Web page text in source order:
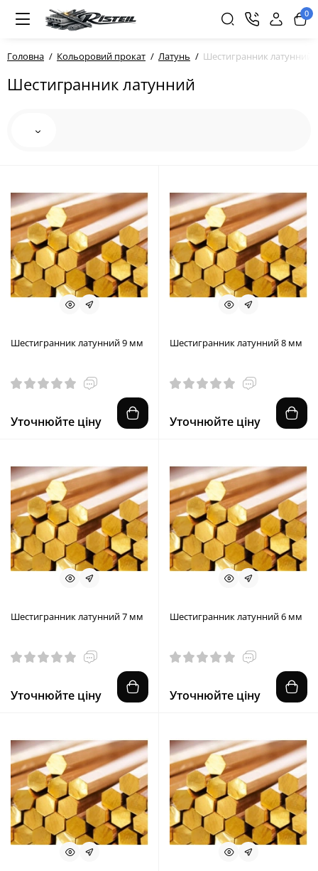
0
Головна Кольоровий прокат Латунь Шестигранник латунний
Шестигранник латунний
Шестигранник латунний 9 мм
Уточнюйте ціну
Шестигранник латунний 8 мм
Уточнюйте ціну
Шестигранник латунний 7 мм
Уточнюйте ціну
Шестигранник латунний 6 мм
Уточнюйте ціну